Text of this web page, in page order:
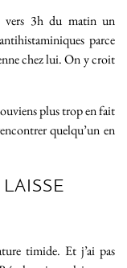
vers 3h du matin un
parce
chez lui. On y croit
plus trop en fait
quelqu’un en
timide. Et j’ai pas